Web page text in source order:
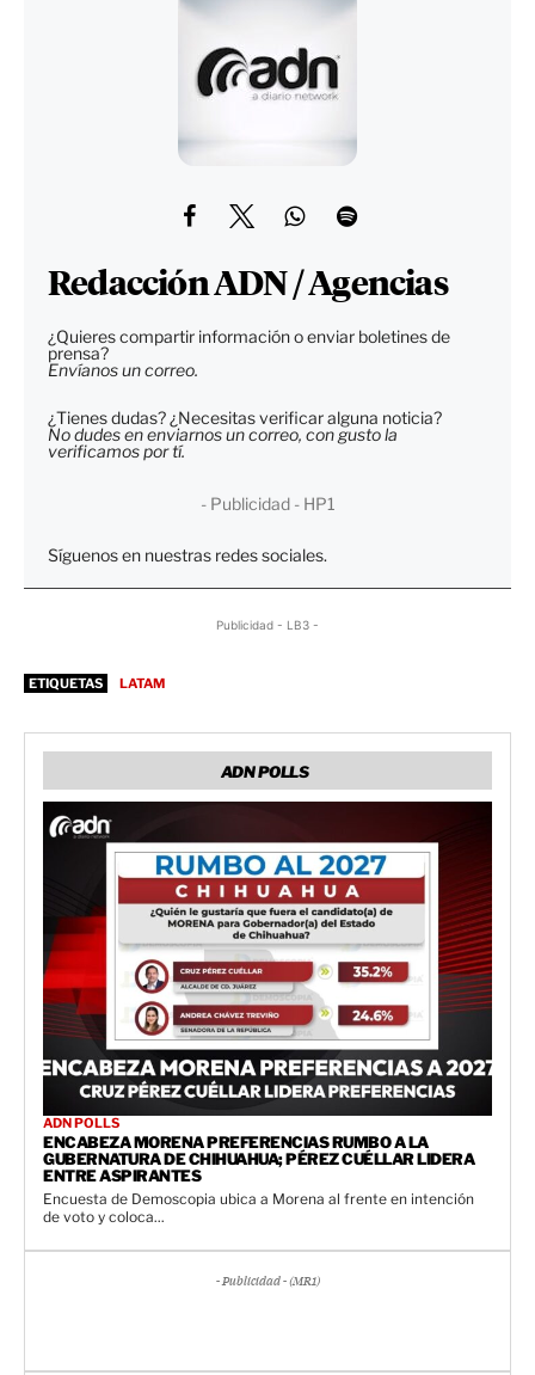
Redacción ADN / Agencias
¿Quieres compartir información o enviar boletines de
prensa?
Envíanos un correo.
¿Tienes dudas? ¿Necesitas verificar alguna noticia?
No dudes en enviarnos un correo, con gusto la
verificamos por tí.
- Publicidad - HP1
Síguenos en nuestras redes sociales.
Publicidad - LB3 -
ETIQUETAS LATAM
ADN POLLS
ADN POLLS
ENCABEZA MORENA PREFERENCIAS RUMBO A LA
GUBERNATURA DE CHIHUAHUA; PÉREZ CUÉLLAR LIDERA
ENTRE ASPIRANTES
Encuesta de Demoscopia ubica a Morena al frente en intención
de voto y coloca...
- Publicidad - (MR1)